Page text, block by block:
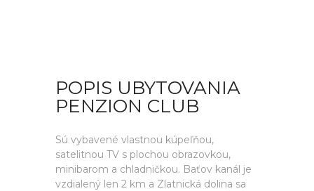
POPIS UBYTOVANIA
PENZION CLUB
Sú vybavené vlastnou kúpeľňou,
satelitnou TV s plochou obrazovkou,
minibarom a chladničkou. Baťov kanál je
vzdialený len 2 km a Zlatnická dolina sa